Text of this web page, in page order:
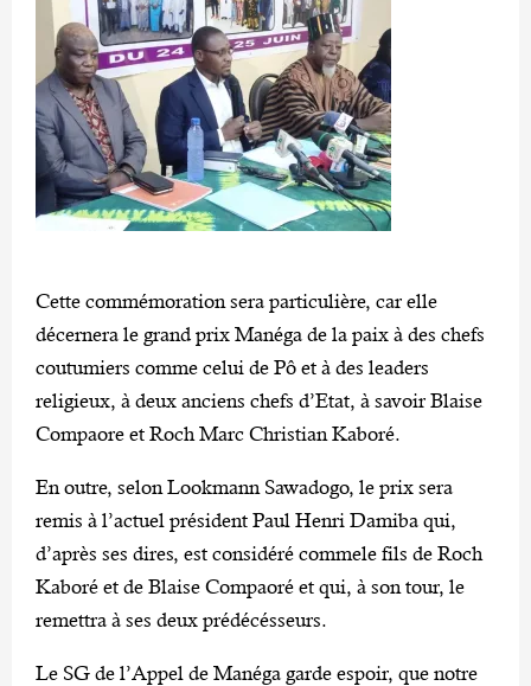
Cette commémoration sera particulière, car elle
décernera le grand prix Manéga de la paix à des chefs
coutumiers comme celui de Pô et à des leaders
religieux, à deux anciens chefs d’Etat, à savoir Blaise
Compaore et Roch Marc Christian Kaboré.
En outre, selon Lookmann Sawadogo, le prix sera
remis à l’actuel président Paul Henri Damiba qui,
d’après ses dires, est considéré commele fils de Roch
Kaboré et de Blaise Compaoré et qui, à son tour, le
remettra à ses deux prédécésseurs.
Le SG de l’Appel de Manéga garde espoir, que notre